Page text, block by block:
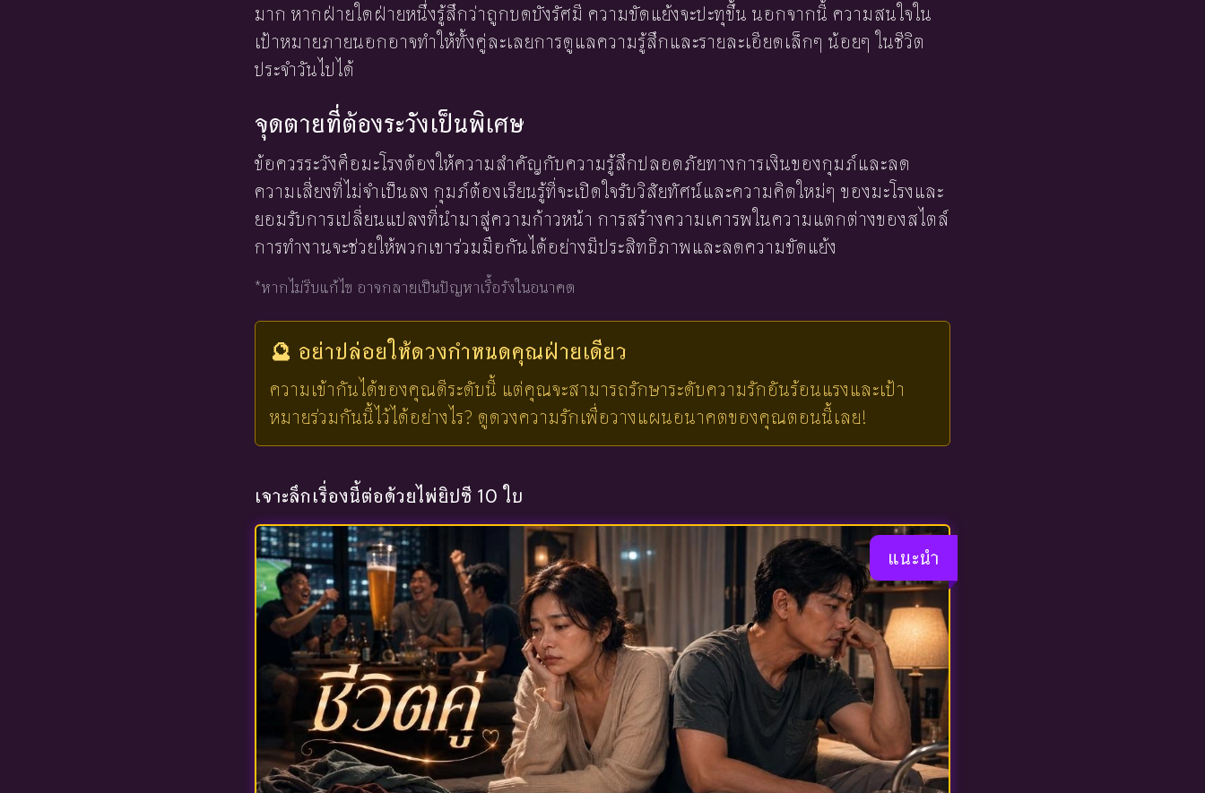
มาก หากฝ่ายใดฝ่ายหนึ่งรู้สึกว่าถูกบดบังรัศมี ความขัดแย้งจะปะทุขึ้น นอกจากนี้ ความสนใจใน
เป้าหมายภายนอกอาจทำให้ทั้งคู่ละเลยการดูแลความรู้สึกและรายละเอียดเล็กๆ น้อยๆ ในชีวิต
ประจำวันไปได้
จุดตายที่ต้องระวังเป็นพิเศษ
ข้อควรระวังคือมะโรงต้องให้ความสำคัญกับความรู้สึกปลอดภัยทางการเงินของกุมภ์และลด
ความเสี่ยงที่ไม่จำเป็นลง กุมภ์ต้องเรียนรู้ที่จะเปิดใจรับวิสัยทัศน์และความคิดใหม่ๆ ของมะโรงและ
ยอมรับการเปลี่ยนแปลงที่นำมาสู่ความก้าวหน้า การสร้างความเคารพในความแตกต่างของสไตล์
การทำงานจะช่วยให้พวกเขาร่วมมือกันได้อย่างมีประสิทธิภาพและลดความขัดแย้ง
*หากไม่รีบแก้ไข อาจกลายเป็นปัญหาเรื้อรังในอนาคต
🔮 อย่าปล่อยให้ดวงกำหนดคุณฝ่ายเดียว
ความเข้ากันได้ของคุณดีระดับนี้ แต่คุณจะสามารถรักษาระดับความรักอันร้อนแรงและเป้า
หมายร่วมกันนี้ไว้ได้อย่างไร? ดูดวงความรักเพื่อวางแผนอนาคตของคุณตอนนี้เลย!
เจาะลึกเรื่องนี้ต่อด้วยไพ่ยิปซี 10 ใบ
แนะนำ